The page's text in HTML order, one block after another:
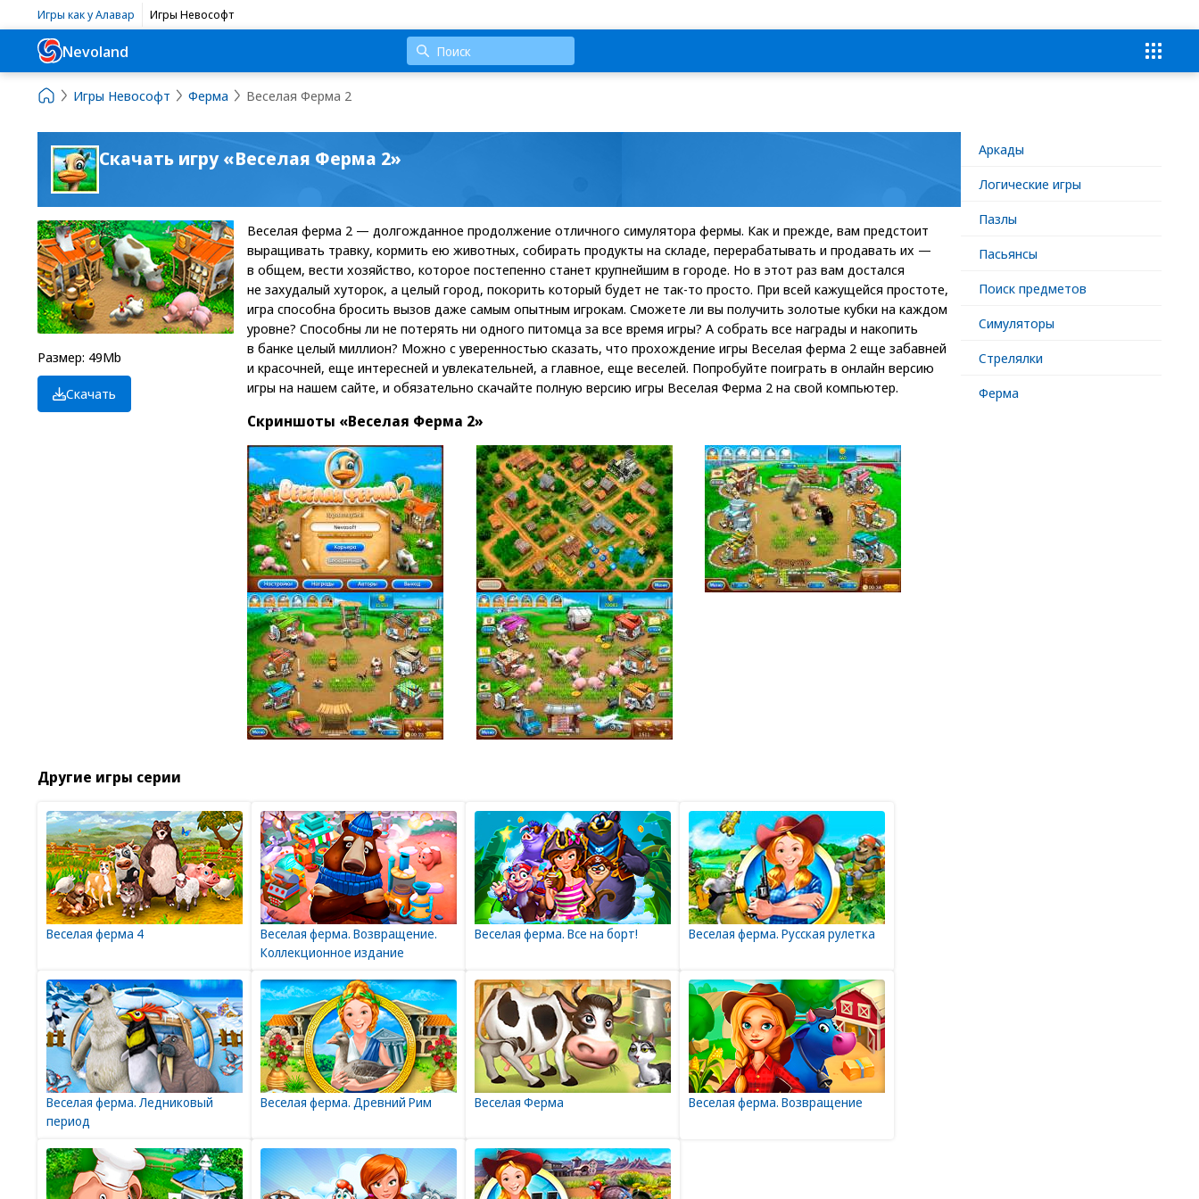
Игры как у Алавар Игры Невософт
Nevoland
Игры Невософт Ферма Веселая Ферма 2
Скачать игру «Веселая Ферма 2»
Размер: 49Mb
Скачать
Веселая ферма 2 — долгожданное продолжение отличного симулятора фермы. Как и прежде, вам предстоит
выращивать травку, кормить ею животных, собирать продукты на складе, перерабатывать и продавать их —
в общем, вести хозяйство, которое постепенно станет крупнейшим в городе. Но в этот раз вам достался
не захудалый хуторок, а целый город, покорить который будет не так-то просто. При всей кажущейся простоте,
игра способна бросить вызов даже самым опытным игрокам. Сможете ли вы получить золотые кубки на каждом
уровне? Способны ли не потерять ни одного питомца за все время игры? А собрать все награды и накопить
в банке целый миллион? Можно с уверенностью сказать, что прохождение игры Веселая ферма 2 еще забавней
и красочней, еще интересней и увлекательней, а главное, еще веселей. Попробуйте поиграть в онлайн версию
игры на нашем сайте, и обязательно скачайте полную версию игры Веселая Ферма 2 на свой компьютер.
Скриншоты «Веселая Ферма 2»
Другие игры серии
Веселая ферма 4
Веселая ферма. Возвращение.
Коллекционное издание
Веселая ферма. Все на борт! Веселая ферма. Русская рулетка
Веселая ферма. Ледниковый
период
Веселая ферма. Древний Рим Веселая Ферма Веселая ферма. Возвращение
Аркады
Логические игры
Пазлы
Пасьянсы
Поиск предметов
Симуляторы
Стрелялки
Ферма